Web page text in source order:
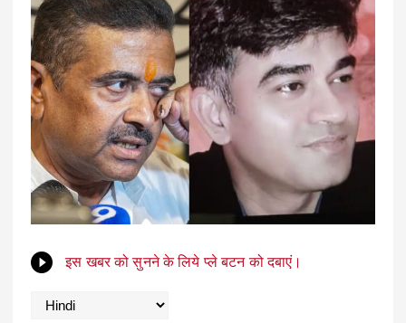
इस खबर को सुनने के लिये प्ले बटन को दबाएं।